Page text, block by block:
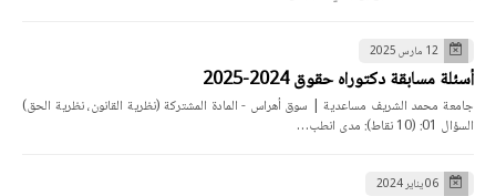
12 مارس 2025
أسئلة مسابقة دكتوراه حقوق 2024-2025
جامعة محمد الشريف مساعدية | سوق أهراس - المادة المشتركة (نظرية القانون، نظرية الحق)
السؤال 01: (10 نقاط): مدى انطب…
06 يناير 2024